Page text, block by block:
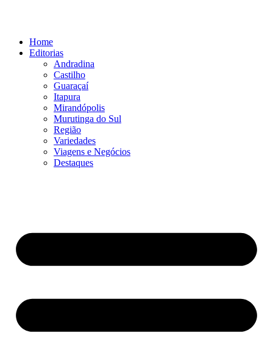
conteúdoHome
Editorias
Andradina
Castilho
Guaraçaí
Itapura
Mirandópolis
Murutinga do Sul
Região
Variedades
Viagens e Negócios
Destaques